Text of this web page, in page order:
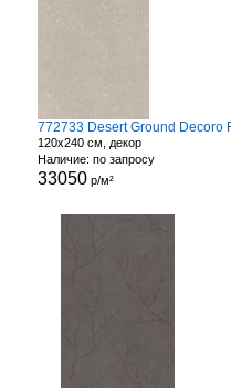
120x240 см, декор
Наличие: по запросу
33050р/м²